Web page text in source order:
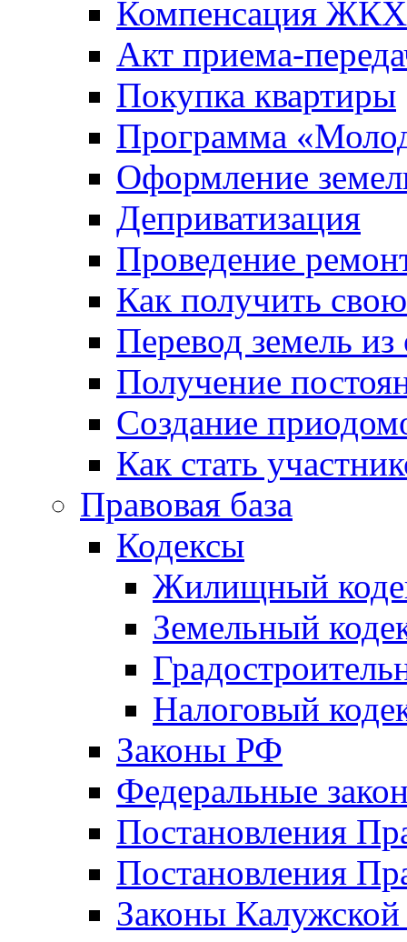
Компенсация ЖКХ
Акт приема-
Покупка квартиры
Программа
Оформление
Деприватизация
Проведение
Как получить
Перевод земель
Получение
Создание
Как стать
Правовая база
Кодексы
Жилищный
Земельный
Налоговый
Законы РФ
Федеральные
Постановления
Постановления
Законы Калужской